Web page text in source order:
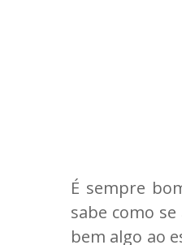
É sempre
sabe como
bem algo ao